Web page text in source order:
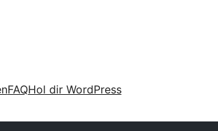
FAQHol dir WordPress